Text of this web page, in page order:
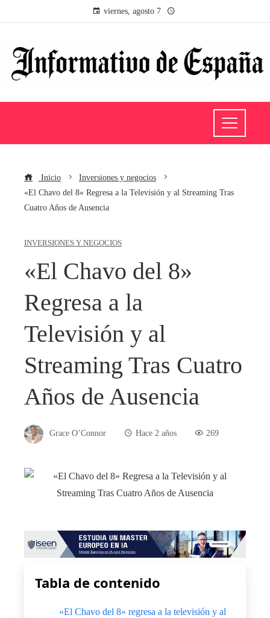
viernes, agosto 7
Inicio
Inversiones y negocios
«El Chavo del 8» Regresa a la Televisión y al Streaming Tras
Cuatro Años de Ausencia
INVERSIONES Y NEGOCIOS
«El Chavo del 8»
Regresa a la
Televisión y al
Streaming Tras Cuatro
Años de Ausencia
Grace O’Connor Hace 2 años 269
Tabla de contenido
«El Chavo del 8» regresa a la televisión y al